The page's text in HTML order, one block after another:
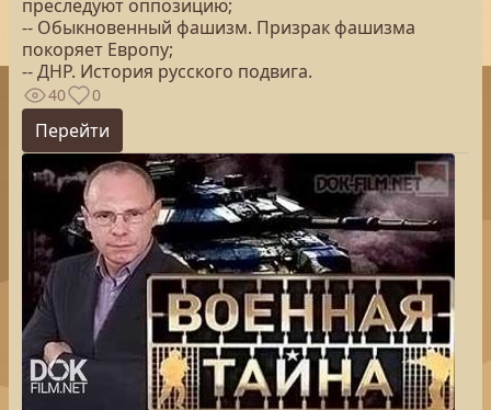
преследуют оппозицию;
-- Обыкновенный фашизм. Призрак фашизма
покоряет Европу;
-- ДНР. История русского подвига.
40 0
Перейти